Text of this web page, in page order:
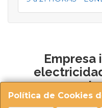
Política de Cookies
Empresa